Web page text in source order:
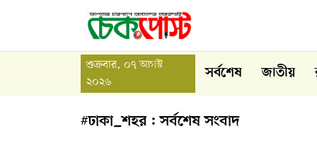
শুক্রবার, ০৭ আগস্ট
২০২৬
সর্বশেষ জাতীয়
#ঢাকা_শহর : সর্বশেষ সংবাদ